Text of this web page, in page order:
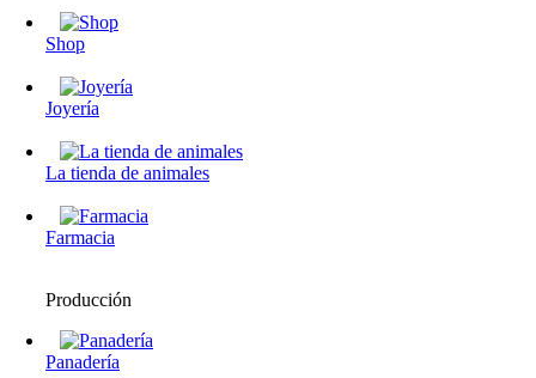
Shop
Joyería
La tienda de animales
Farmacia
Producción
Panadería